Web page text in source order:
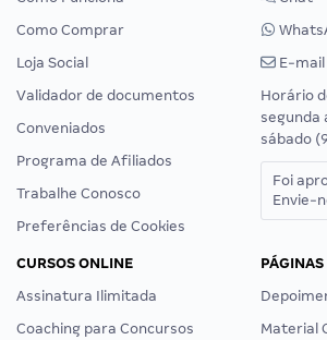
Como Comprar
Loja Social
Validador de documentos
Conveniados
Programa de Afiliados
Trabalhe Conosco
Preferências de Cookies
E-mail
Horário
segunda
sábado
Foi
Envie-
CURSOS ONLINE
Assinatura Ilimitada
Coaching para Concursos
Material